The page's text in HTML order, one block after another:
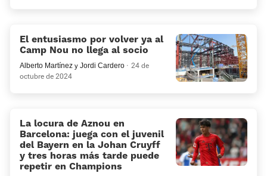
El entusiasmo por volver ya al
Camp Nou no llega al socio
Alberto Martínez y Jordi Cardero
24 de
octubre de 2024
La locura de Aznou en
Barcelona: juega con el juvenil
del Bayern en la Johan Cruyff
y tres horas más tarde puede
repetir en Champions